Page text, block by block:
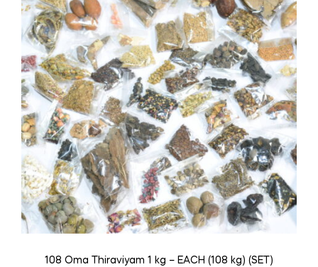
108 Oma Thiraviyam 1 kg – EACH (108 kg) (SET)